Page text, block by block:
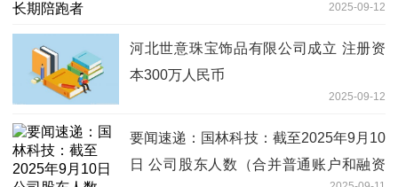
2025-09-12
河北世意珠宝饰品有限公司成立 注册资
本300万人民币
2025-09-12
要闻速递：国林科技：截至2025年9月10
日 公司股东人数（合并普通账户和融资